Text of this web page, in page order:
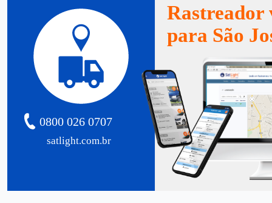
satlight.com.br
0800 026 0707
Rastreador
para São